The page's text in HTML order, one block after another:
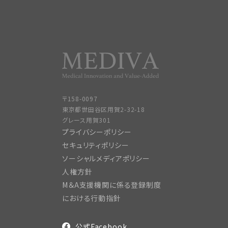
〒158-0097
東京都世田谷区用賀2-32-18
グレース用賀301
プライバシーポリシー
セキュリティポリシー
ソーシャルメディアポリシー
人権方針
M＆A支援機関に係る登録制度
における行動指針